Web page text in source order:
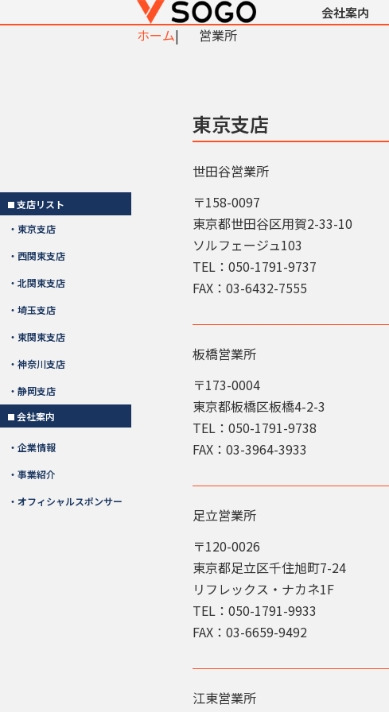
会社案内
ホーム 営業所
支店リスト
・東京支店
・西関東支店
・北関東支店
・埼玉支店
・東関東支店
・神奈川支店
・静岡支店
️会社案内
・企業情報
・事業紹介
・オフィシャルスポンサー
東京支店
世田谷営業所
〒158-0097
東京都世田谷区用賀2-33-10
ソルフェージュ103
TEL：050-1791-9737
FAX：03-6432-7555
板橋営業所
〒173-0004
東京都板橋区板橋4-2-3
TEL：050-1791-9738
FAX：03-3964-3933
足立営業所
〒120-0026
東京都足立区千住旭町7-24
リフレックス・ナカネ1F
TEL：050-1791-9933
FAX：03-6659-9492
江東営業所